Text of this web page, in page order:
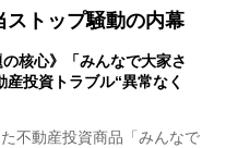
ストップ騒動の内幕
の核心》「みんなで大家さ
投資トラブル“異常なく
不動産投資商品「みんなで